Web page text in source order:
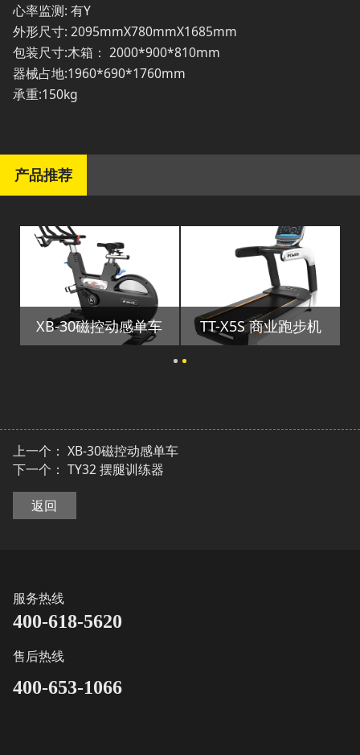
心率监测: 有Y
外形尺寸: 2095mmX780mmX1685mm
包装尺寸:木箱： 2000*900*810mm
器械占地:1960*690*1760mm
承重:150kg
产品推荐
XB-30磁控动感单车 TT-X5S 商业跑步机
上一个： XB-30磁控动感单车
下一个： TY32 摆腿训练器
返回
服务热线
400-618-5620
售后热线
400-653-1066